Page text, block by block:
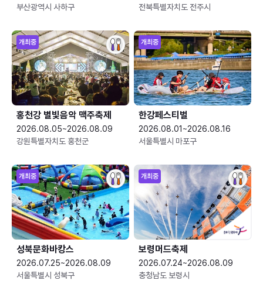
부산광역시 사하구
전북특별자치도 전주시
개최중
홍천강 별빛음악 맥주축제
2026.08.05~2026.08.09
강원특별자치도 홍천군
개최중
한강페스티벌
2026.08.01~2026.08.16
서울특별시 마포구
개최중
성북문화바캉스
2026.07.25~2026.08.09
서울특별시 성북구
개최중
보령머드축제
2026.07.24~2026.08.09
충청남도 보령시